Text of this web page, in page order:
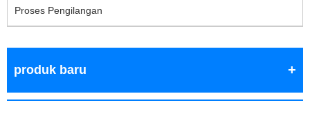
Proses Pengilangan
produk baru